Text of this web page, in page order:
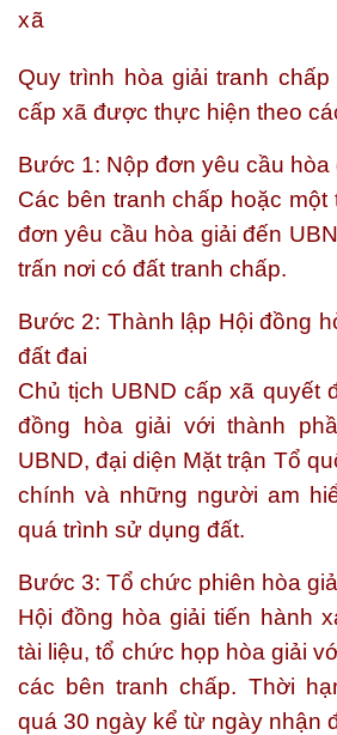
xã
Quy trình hòa giải tranh
cấp xã được thực hiện theo
Bước 1: Nộp đơn yêu cầu hòa
Các bên tranh chấp hoặc
đơn yêu cầu hòa giải đến
trấn nơi có đất tranh chấp.
Bước 2: Thành lập Hội đồng
đất đai
Chủ tịch UBND cấp xã quyết
đồng hòa giải với thành
UBND, đại diện Mặt trận Tổ
chính và những người am
quá trình sử dụng đất.
Bước 3: Tổ chức phiên hòa
Hội đồng hòa giải tiến hành
tài liệu, tổ chức họp hòa giải
các bên tranh chấp. Thời
quá 30 ngày kể từ ngày nhận